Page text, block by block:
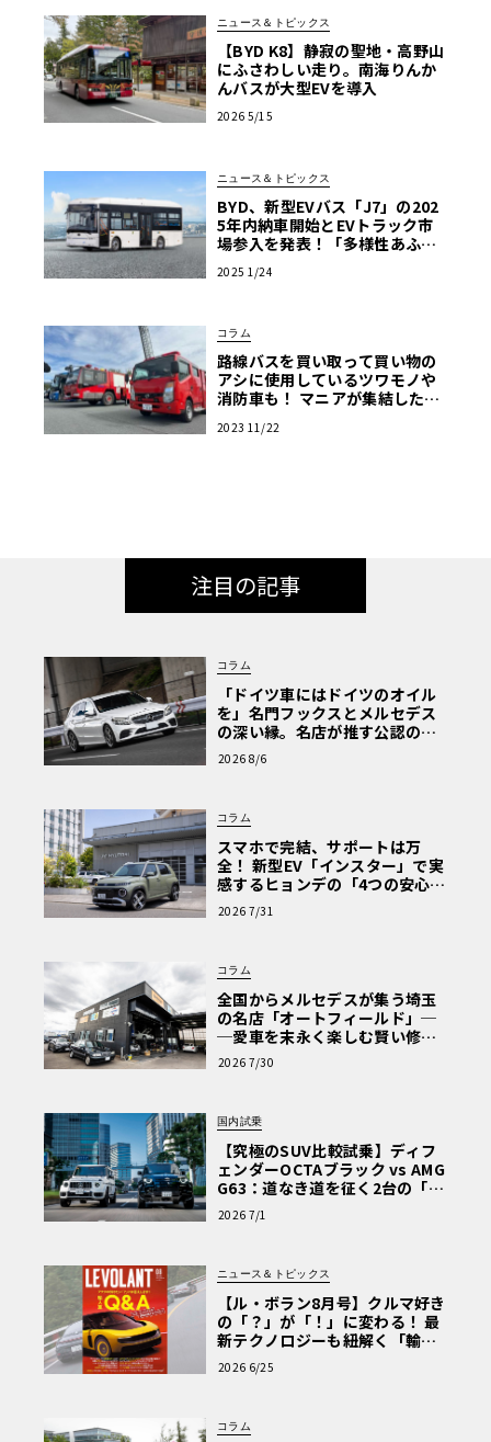
ニュース＆トピックス
【BYD K8】静寂の聖地・高野山
にふさわしい走り。南海りんか
んバスが大型EVを導入
2026 5/15
ニュース＆トピックス
BYD、新型EVバス「J7」の202
5年内納車開始とEVトラック市
場参入を発表！「多様性あふれ
2025 1/24
コラム
路線バスを買い取って買い物の
アシに使用しているツワモノや
消防車も！ マニアが集結した商
2023 11/22
注目の記事
コラム
「ドイツ車にはドイツのオイル
を」名門フックスとメルセデス
の深い縁。名店が推す公認の安
心と、Cクラスで味わうシルキー
な走り〈PR〉
2026 8/6
コラム
スマホで完結、サポートは万
全！ 新型EV「インスター」で実
感するヒョンデの「4つの安心」
【第1回・ヒョンデ6つの疑問：
Why? Hyundai?】〈PR〉
2026 7/31
コラム
全国からメルセデスが集う埼玉
の名店「オートフィールド」─
─愛車を末永く楽しむ賢い修理
術と、プロがフックス製オイル
を選ぶ理由〈PR〉
2026 7/30
国内試乗
【究極のSUV比較試乗】ディフ
ェンダーOCTAブラック vs AMG
G63：道なき道を征く2台の「対
極的アプローチ」
2026 7/1
ニュース＆トピックス
【ル・ボラン8月号】クルマ好き
の「？」が「！」に変わる！ 最
新テクノロジーも紐解く「輸入
車Q&A」
2026 6/25
コラム